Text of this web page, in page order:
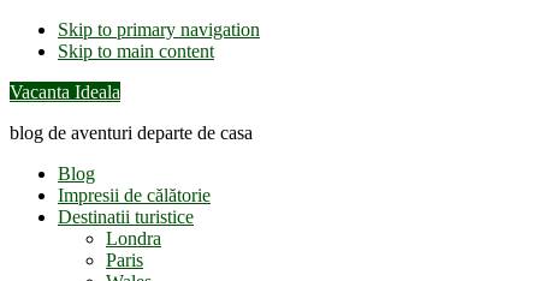
Skip to primary navigation
Skip to main content
Vacanta Ideala
blog de aventuri departe de casa
Blog
Impresii de călătorie
Destinatii turistice
Londra
Paris